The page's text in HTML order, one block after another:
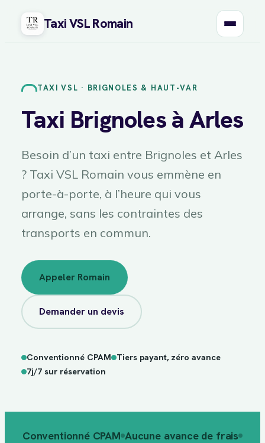
Taxi VSL Romain
TAXI VSL · BRIGNOLES & HAUT-VAR
Taxi Brignoles à Arles
Besoin d’un taxi entre Brignoles et Arles
? Taxi VSL Romain vous emmène en
porte-à-porte, à l’heure qui vous
arrange, sans les contraintes des
transports en commun.
Appeler Romain
Demander un devis
Conventionné CPAM Tiers payant, zéro avance
7j/7 sur réservation
7j/7sur
réservation
Conventionné CPAM Aucune avance de frais